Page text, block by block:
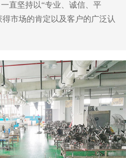
直坚持以“专业、诚信、平
市场的肯定以及客户的广泛认